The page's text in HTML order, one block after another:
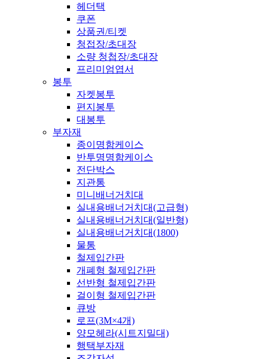
헤더택
쿠폰
상품권/티켓
청접장/초대장
소량 청첩장/초대장
프리미엄엽서
봉투
자켓봉투
편지봉투
대봉투
부자재
종이명함케이스
반투명명함케이스
전단박스
지관통
미니배너거치대
실내용배너거치대(고급형)
실내용배너거치대(일반형)
실내용배너거치대(1800)
물통
철제입간판
개폐형 철제입간판
선반형 철제입간판
걸이형 철제입간판
큐방
로프(3M×4개)
양모헤라(시트지밀대)
행택부자재